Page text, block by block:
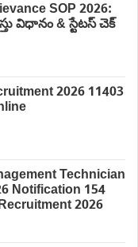
SOP 2026:
విధానం & స్టేటస్ చెక్
2026 11403
Technician
Notification 154
2026